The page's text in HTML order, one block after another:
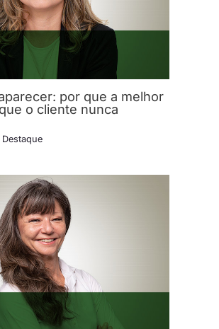
por que a melhor
o cliente nunca
Destaque